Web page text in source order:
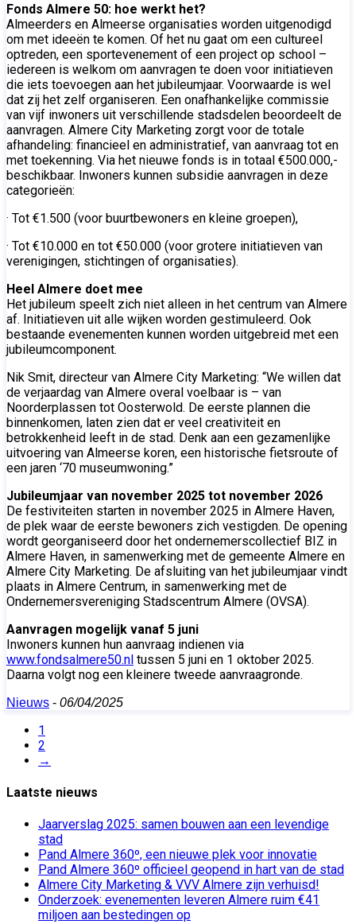
Fonds Almere 50: hoe werkt het?
Almeerders en Almeerse organisaties worden uitgenodigd
om met ideeën te komen. Of het nu gaat om een cultureel
optreden, een sportevenement of een project op school –
iedereen is welkom om aanvragen te doen voor initiatieven
die iets toevoegen aan het jubileumjaar. Voorwaarde is wel
dat zij het zelf organiseren. Een onafhankelijke commissie
van vijf inwoners uit verschillende stadsdelen beoordeelt de
aanvragen. Almere City Marketing zorgt voor de totale
afhandeling: financieel en administratief, van aanvraag tot en
met toekenning. Via het nieuwe fonds is in totaal €500.000,-
beschikbaar. Inwoners kunnen subsidie aanvragen in deze
categorieën:
· Tot €1.500 (voor buurtbewoners en kleine groepen),
· Tot €10.000 en tot €50.000 (voor grotere initiatieven van
verenigingen, stichtingen of organisaties).
Heel Almere doet mee
Het jubileum speelt zich niet alleen in het centrum van Almere
af. Initiatieven uit alle wijken worden gestimuleerd. Ook
bestaande evenementen kunnen worden uitgebreid met een
jubileumcomponent.
Nik Smit, directeur van Almere City Marketing: “We willen dat
de verjaardag van Almere overal voelbaar is – van
Noorderplassen tot Oosterwold. De eerste plannen die
binnenkomen, laten zien dat er veel creativiteit en
betrokkenheid leeft in de stad. Denk aan een gezamenlijke
uitvoering van Almeerse koren, een historische fietsroute of
een jaren ‘70 museumwoning.”
Jubileumjaar van november 2025 tot november 2026
De festiviteiten starten in november 2025 in Almere Haven,
de plek waar de eerste bewoners zich vestigden. De opening
wordt georganiseerd door het ondernemerscollectief BIZ in
Almere Haven, in samenwerking met de gemeente Almere en
Almere City Marketing. De afsluiting van het jubileumjaar vindt
plaats in Almere Centrum, in samenwerking met de
Ondernemersvereniging Stadscentrum Almere (OVSA).
Aanvragen mogelijk vanaf 5 juni
Inwoners kunnen hun aanvraag indienen via
www.fondsalmere50.nl tussen 5 juni en 1 oktober 2025.
Daarna volgt nog een kleinere tweede aanvraagronde.
Nieuws - 06/04/2025
1
2
→
Laatste nieuws
Jaarverslag 2025: samen bouwen aan een levendige
stad
Pand Almere 360º, een nieuwe plek voor innovatie
Pand Almere 360º officieel geopend in hart van de stad
Almere City Marketing & VVV Almere zijn verhuisd!
Onderzoek: evenementen leveren Almere ruim €41
miljoen aan bestedingen op